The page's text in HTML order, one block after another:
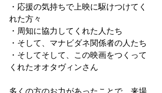
・応援の気持ちで上映に駆けつけてく
れた方々
・周知に協力してくれた人たち
・そして、マナビダネ関係者の人たち
・そしてそして、この映画をつくって
くれたオオタヴィンさん
多くの方のお力があったことで、来場